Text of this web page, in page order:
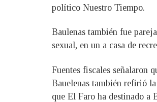
político Nuestro Tiempo.
Baulenas también fue
sexual, en un a casa de
Fuentes fiscales señalaron
Bauelenas también refirió
que El Faro ha destinado a